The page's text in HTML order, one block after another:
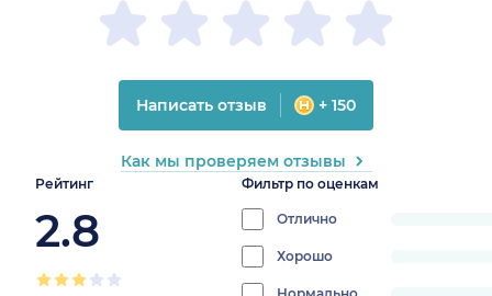
Рейтинг
2.8
Фильтр по оценкам
Отлично
progress:
0%
Хорошо
0%
Написать отзыв + 150
Как мы проверяем отзывы